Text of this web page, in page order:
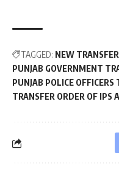
TAGGED: NEW
PUNJAB GOVERNMENT
PUNJAB POLICE
TRANSFER ORDER OF IPS